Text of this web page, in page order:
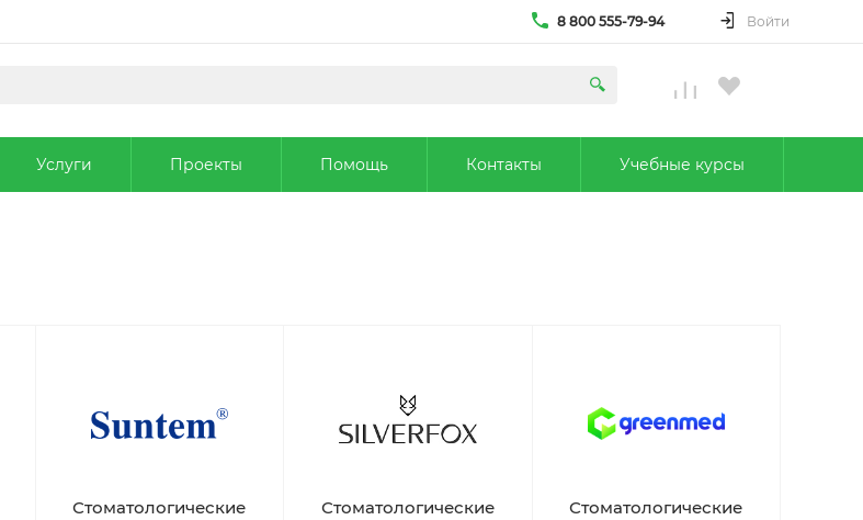
8 800 555-79-94 Войти
Услуги Проекты Помощь Контакты Учебные курсы
Стоматологические
Стоматологические
Стоматологические